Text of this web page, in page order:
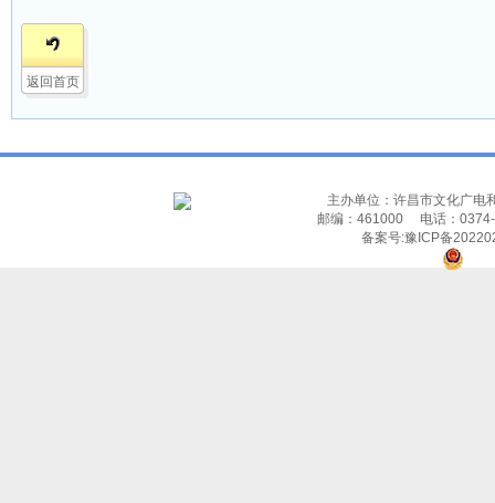
返回首页
主办单位：许昌市文化广
邮编：461000 电话：
备案号:豫ICP备